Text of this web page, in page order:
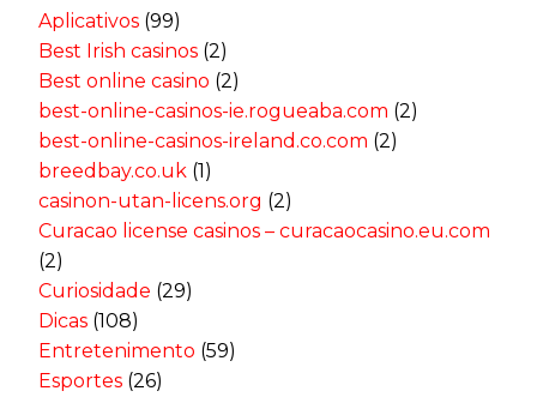
Aplicativos (99)
Best Irish casinos (2)
Best online casino (2)
best-online-casinos-ie.rogueaba.com (2)
best-online-casinos-ireland.co.com (2)
breedbay.co.uk (1)
casinon-utan-licens.org (2)
Curacao license casinos – curacaocasino.eu.com
(2)
Curiosidade (29)
Dicas (108)
Entretenimento (59)
Esportes (26)